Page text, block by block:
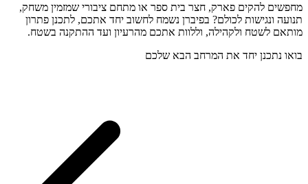
מחפשים להקים פארק, חצר בית ספר או מתחם ציבורי שמזמין משחק,
תנועה ונגישות לכולם? בפיברן נשמח לחשוב יחד אתכם, לתכנן פתרון
מותאם לשטח ולקהילה, וללוות אתכם מהרעיון ועד ההתקנה בשטח.
בואו נתכנן יחד את המרחב הבא שלכם